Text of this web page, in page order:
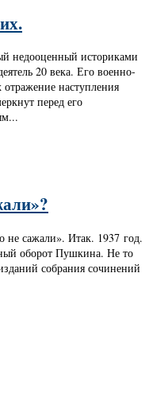
недооценный историками
20 века. Его военно-
наступления
перед его
не сажали». Итак. 1937 год.
оборот Пушкина. Не то
собрания сочинений